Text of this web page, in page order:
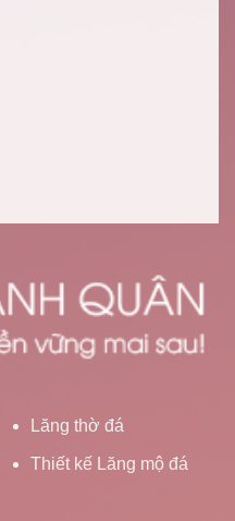
Lăng thờ đá
Thiết kế Lăng mộ đá